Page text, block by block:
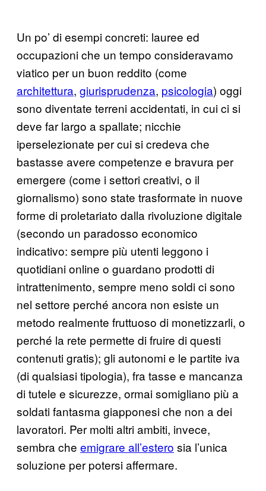
Un po’ di esempi concreti: lauree ed
occupazioni che un tempo consideravamo
viatico per un buon reddito (come
architettura, giurisprudenza, psicologia) oggi
sono diventate terreni accidentati, in cui ci si
deve far largo a spallate; nicchie
iperselezionate per cui si credeva che
bastasse avere competenze e bravura per
emergere (come i settori creativi, o il
giornalismo) sono state trasformate in nuove
forme di proletariato dalla rivoluzione digitale
(secondo un paradosso economico
indicativo: sempre più utenti leggono i
quotidiani online o guardano prodotti di
intrattenimento, sempre meno soldi ci sono
nel settore perché ancora non esiste un
metodo realmente fruttuoso di monetizzarli, o
perché la rete permette di fruire di questi
contenuti gratis); gli autonomi e le partite iva
(di qualsiasi tipologia), fra tasse e mancanza
di tutele e sicurezze, ormai somigliano più a
soldati fantasma giapponesi che non a dei
lavoratori. Per molti altri ambiti, invece,
sembra che emigrare all’estero sia l’unica
soluzione per potersi affermare.